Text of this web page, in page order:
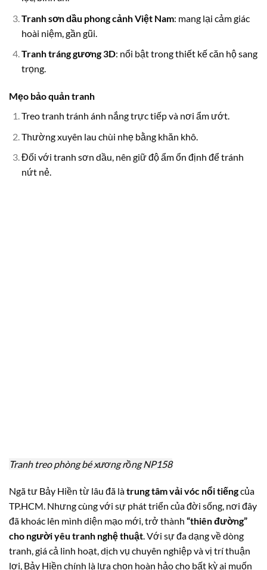
Tranh sơn dầu phong cảnh Việt Nam: mang lại cảm giác
hoài niệm, gần gũi.
Tranh tráng gương 3D: nổi bật trong thiết kế căn hộ sang
trọng.
Mẹo bảo quản tranh
Treo tranh tránh ánh nắng trực tiếp và nơi ẩm ướt.
Thường xuyên lau chùi nhẹ bằng khăn khô.
Đối với tranh sơn dầu, nên giữ độ ẩm ổn định để tránh
nứt nẻ.
Tranh treo phòng bé xương rồng NP158
Ngã tư Bảy Hiền từ lâu đã làtrung tâm vải vóc nổi tiếngcủa
TP.HCM. Nhưng cùng với sự phát triển của đời sống, nơi đây
đã khoác lên mình diện mạo mới, trở thành “thiên đường”
cho người yêu tranh nghệ thuật. Với sự đa dạng về dòng
tranh, giá cả linh hoạt, dịch vụ chuyên nghiệp và vị trí thuận
lợi, Bảy Hiền chính là lựa chọn hoàn hảo cho bất kỳ ai muốn